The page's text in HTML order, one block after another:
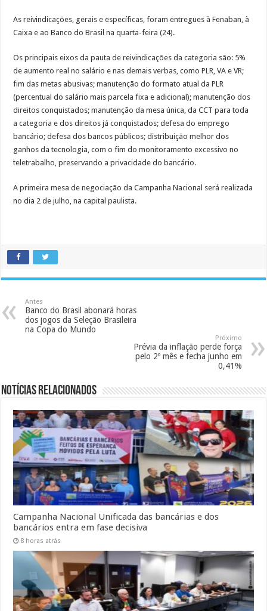
As reivindicações, gerais e específicas, foram entregues à Fenaban, à
Caixa e ao Banco do Brasil na quarta-feira (24).
Os principais eixos da pauta de reivindicações da categoria são: 5%
de aumento real no salário e nas demais verbas, como PLR, VA e VR;
fim das metas abusivas; manutenção do formato atual da PLR
(percentual do salário mais parcela fixa e adicional); manutenção dos
direitos conquistados; manutenção da mesa única, da CCT para toda
a categoria e dos direitos já conquistados; defesa do emprego
bancário; defesa dos bancos públicos; distribuição melhor dos
ganhos da tecnologia, com o fim do monitoramento excessivo no
teletrabalho, preservando a privacidade do bancário.
A primeira mesa de negociação da Campanha Nacional será realizada
no dia 2 de julho, na capital paulista.
Antes
Banco do Brasil abonará horas
dos jogos da Seleção Brasileira
na Copa do Mundo
Próximo
Prévia da inflação perde força
pelo 2º mês e fecha junho em
0,41%
Notícias Relacionados
Campanha Nacional Unificada das bancárias e dos
bancários entra em fase decisiva
8 horas atrás